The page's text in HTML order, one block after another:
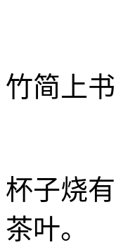
竹简上
杯子烧
茶叶。